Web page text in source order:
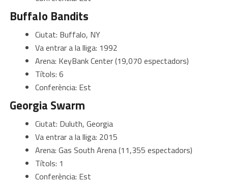
Buffalo Bandits
Ciutat: Buffalo, NY
Va entrar a la lliga: 1992
Arena: KeyBank Center (19,070 espectadors)
Títols: 6
Conferència: Est
Georgia Swarm
Ciutat: Duluth, Georgia
Va entrar a la lliga: 2015
Arena: Gas South Arena (11,355 espectadors)
Títols: 1
Conferència: Est